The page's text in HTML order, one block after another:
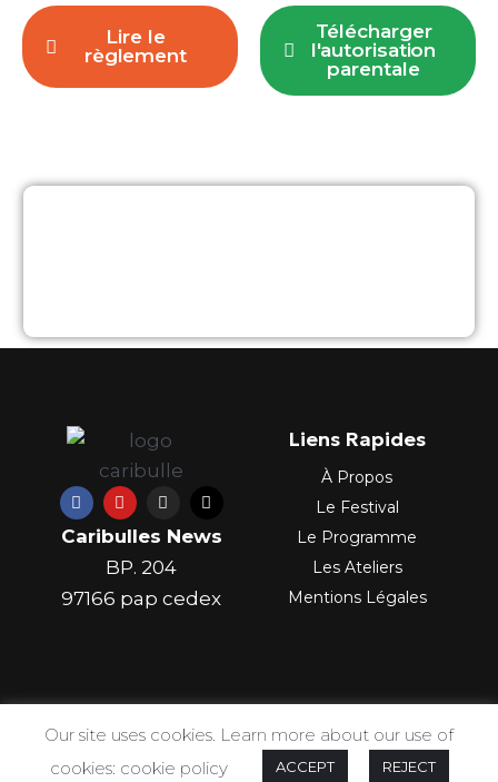
Lire le
règlement
Télécharger
l'autorisation
parentale
F
a
c
e
o
k
Y
o
u
t
u
b
e
I
n
s
a
g
r
a
X
-
w
t
e
Caribulles News
BP. 204
97166 pap cedex
Liens Rapides
À Propos
Le Festival
Le Programme
Les Ateliers
Mentions Légales
COPYRIGHT 2023 CARIBCREOLENEWS
Our site uses cookies. Learn more about our use of
cookies: cookie policy
ACCEPT REJECT